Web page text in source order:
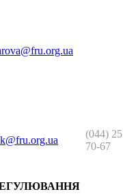
(044)
70-67